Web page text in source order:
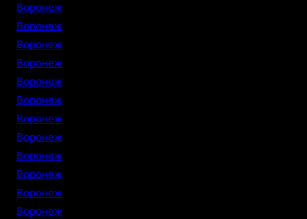
Воронеж
Воронеж
Воронеж
Воронеж
Воронеж
Воронеж
Воронеж
Воронеж
Воронеж
Воронеж
Воронеж
Воронеж